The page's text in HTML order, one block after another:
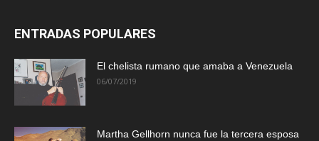
ENTRADAS POPULARES
El chelista rumano que amaba a Venezuela
06/07/2019
Martha Gellhorn nunca fue la tercera esposa